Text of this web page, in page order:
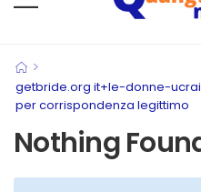
>
getbride.org it+le-donne-
per corrispondenza legittimo
Nothing